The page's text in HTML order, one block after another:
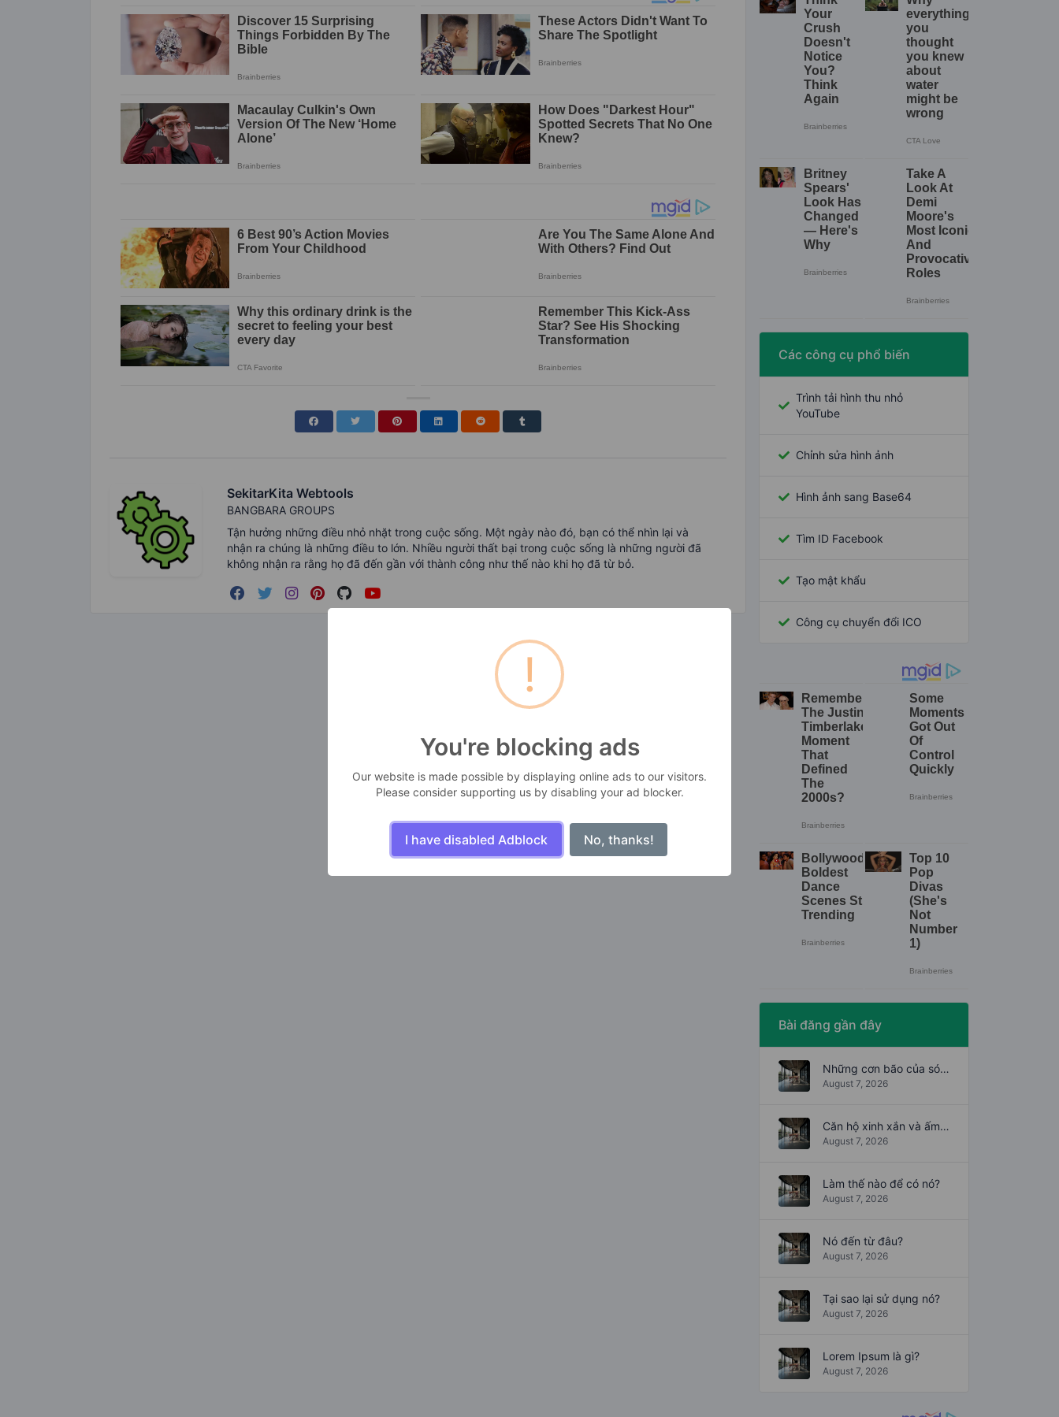
SekitarKita Webtools
BANGBARA GROUPS
Tận hưởng những điều nhỏ nhặt trong cuộc sống. Một ngày nào đó, bạn có thể nhìn lại và
nhận ra chúng là những điều to lớn. Nhiều người thất bại trong cuộc sống là những người đã
không nhận ra rằng họ đã đến gần với thành công như thế nào khi họ đã từ bỏ.
Các công cụ phổ biến
Trình tải hình thu nhỏ
YouTube
Chỉnh sửa hình ảnh
Hình ảnh sang Base64
Tìm ID Facebook
Tạo mật khẩu
Công cụ chuyển đổi ICO
Bài đăng gần đây
Những cơn bão của sóng
August 7, 2026
Căn hộ xinh xắn và ấm cúng
August 7, 2026
Làm thế nào để có nó?
August 7, 2026
Nó đến từ đâu?
August 7, 2026
Tại sao lại sử dụng nó?
August 7, 2026
Lorem Ipsum là gì?
August 7, 2026
!
You're blocking ads
Our website is made possible by displaying online ads to our visitors.
Please consider supporting us by disabling your ad blocker.
I have disabled Adblock No, thanks!